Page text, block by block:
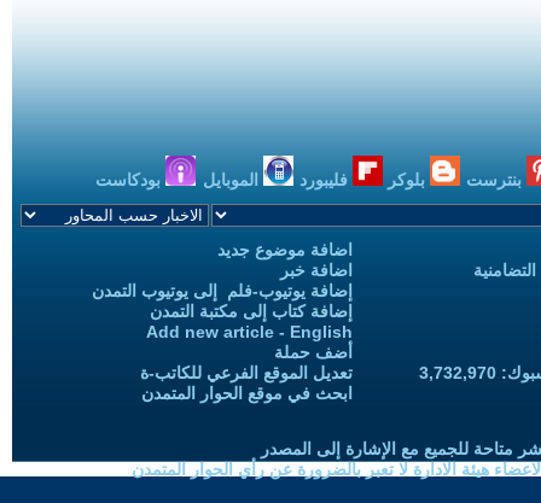
بنترست بلوكر فليبورد الموبايل بودكاست
اضافة موضوع جديد
اضافة خبر
إضافة يوتيوب-فلم إلى يوتيوب التمدن
إضافة كتاب إلى مكتبة التمدن
Add new article - English
أضف حملة
تعديل الموقع الفرعي للكاتب-ة
ابحث في موقع الحوار المتمدن
متاحة للجميع مع الإشارة إلى المصدر
هيئة الادارة لا تعبر بالضرورة عن رأي الحوار المتمدن